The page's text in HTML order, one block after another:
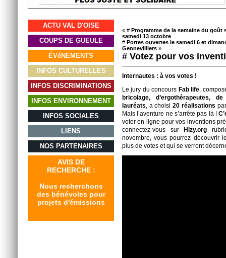
ACTU VAL D'OISE
COUPS DE GUEULE
ÉVéNEMENTS
INFOS CULTURELLES
INFOS DISCRIMINATIONS
INFOS ENVIRONNEMENT
INFOS SOCIALES
LIENS
NOS PARTENAIRES
AVIS DE
RECHERCHE :
Nous recherchons
des bénévoles pour
projets d'émissions
« # Programme de la semaine du
samedi 13 octobre
# Portes ouvertes le samedi 6 et
Gennevilliers »
# Votez pour vos
Internautes : à vos votes !
Le jury du concours Fab life,
bricolage, d’ergothérapeutes,
lauréats, a choisi20 réalisations
Mais l’aventure ne s’arrête pas là !
voter en ligne pour vos inventions
connectez-vous sur
Hizy.org
novembre, vous pourrez découvrir
plus de votes et qui se verront